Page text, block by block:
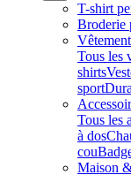
T-shirt
Broderie
Tous les
shirts
sport
Tous les
à dos
cou
Maison